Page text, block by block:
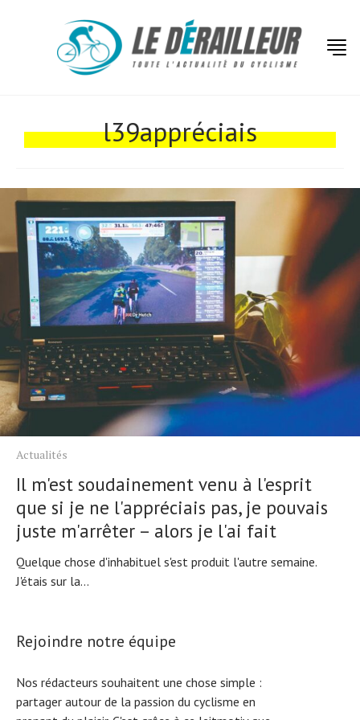
l39appréciais
Actualités
Il m'est soudainement venu à l'esprit
que si je ne l'appréciais pas, je pouvais
juste m'arrêter – alors je l'ai fait
Quelque chose d'inhabituel s'est produit l'autre semaine.
J'étais sur la...
Rejoindre notre équipe
Nos rédacteurs souhaitent une chose simple :
partager autour de la passion du cyclisme en
Tests de produits
Tendances
Tous nos articles
À propos